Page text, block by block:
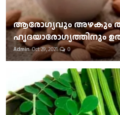
ആരോഗ്യവും അഴകും
ഹൃദയാരോഗ്യത്തിനും
Admin Oct 29, 2021 0